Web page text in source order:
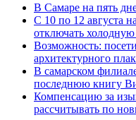
В Самаре на пять
С 10 по 12 августа
отключать
Возможность:
архитектурного
В самарском
последнюю книгу
Компенсацию за
рассчитывать по